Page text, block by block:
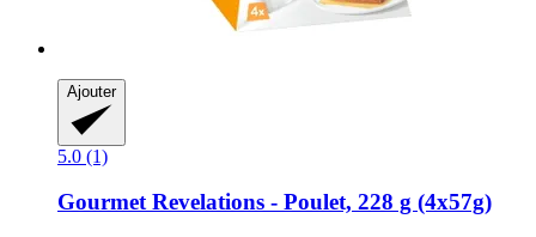
Ajouter
5.0 (1)
GourmetRevelations -​ Poulet, 228 g (4x57g)